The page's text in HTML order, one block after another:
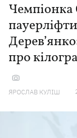
Чемпіонка
про
ЯРОСЛАВ КУЛІШ